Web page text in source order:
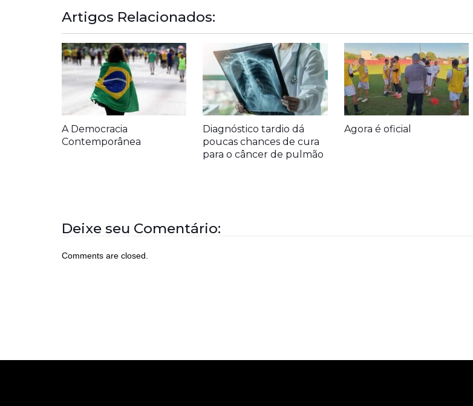
Artigos Relacionados:
A Democracia
Contemporânea
Diagnóstico tardio dá
poucas chances de cura
para o câncer de pulmão
Agora é oficial
Deixe seu Comentário:
Comments are closed.